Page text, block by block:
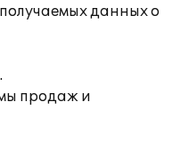
данных о
продаж и